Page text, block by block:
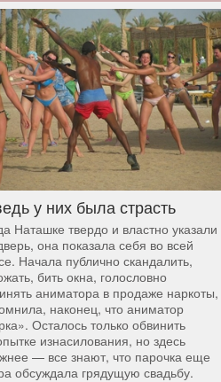
у них была страсть
Наташке твердо и властно указали
она показала себя во всей
Начала публично скандалить,
бить окна, голословно
аниматора в продаже наркоты,
наконец, что аниматор
Осталось только обвинить
изнасилования, но здесь
— все знают, что парочка еще
обсуждала грядущую свадьбу.